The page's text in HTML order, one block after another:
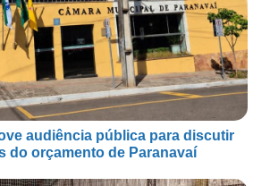
audiência pública para discutir
do orçamento de Paranavaí